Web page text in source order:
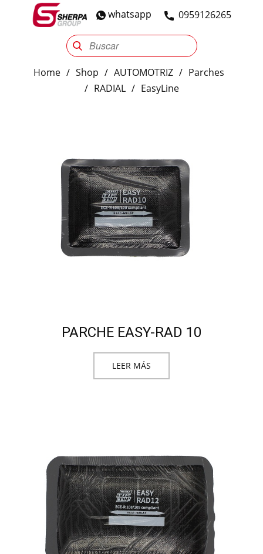
​0959126265
whatsapp
Sherpa Group Reencauche Automotriz
Home / Shop / AUTOMOTRIZ / Parches
/ RADIAL / EasyLine
PARCHE EASY-RAD 10
LEER MÁS